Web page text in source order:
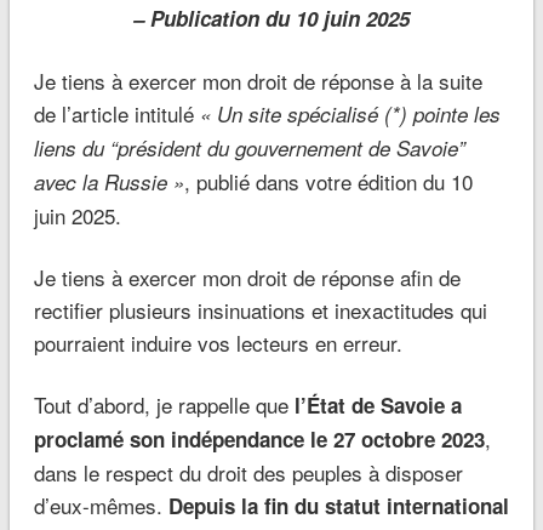
– Publication du 10 juin 2025
Je tiens à exercer mon droit de réponse à la suite
de l’article intitulé « Un site spécialisé(*) pointe les
liens du “président du gouvernement de Savoie”
avec la Russie », publié dans votre édition du 10
juin 2025.
Je tiens à exercer mon droit de réponse afin de
rectifier plusieurs insinuations et inexactitudes qui
pourraient induire vos lecteurs en erreur.
Tout d’abord, je rappelle que l’État de Savoie a
proclamé son indépendance le 27 octobre 2023,
dans le respect du droit des peuples à disposer
d’eux-mêmes. Depuis la fin du statut international